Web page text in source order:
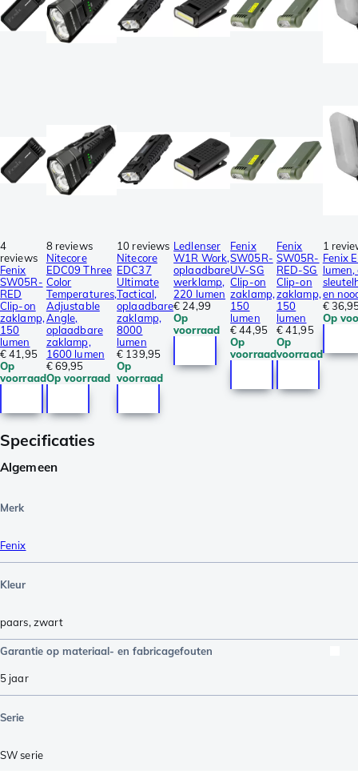
4
reviews
Fenix
SW05R-
RED
Clip-on
zaklamp,
150
lumen
€ 41,95
Op
voorraad
8 reviews
Nitecore
EDC09 Three
Color
Temperatures,
Adjustable
Angle,
oplaadbare
zaklamp,
1600 lumen
€ 69,95
Op voorraad
10 reviews
Nitecore
EDC37
Ultimate
Tactical,
oplaadbare
zaklamp,
8000
lumen
€ 139,95
Op
voorraad
Ledlenser
W1R Work,
oplaadbare
werklamp,
220 lumen
€ 24,99
Op
voorraad
Fenix
SW05R-
UV-SG
Clip-on
zaklamp,
150
lumen
€ 44,95
Op
voorraad
Fenix
SW05R-
RED-SG
Clip-on
zaklamp,
150
lumen
€ 41,95
Op
voorraad
1
Fenix
en
€
Op
Specificaties
Algemeen
Merk
Fenix
Kleur
paars,zwart
Garantie op materiaal- en fabricagefouten
5 jaar
Serie
SW serie